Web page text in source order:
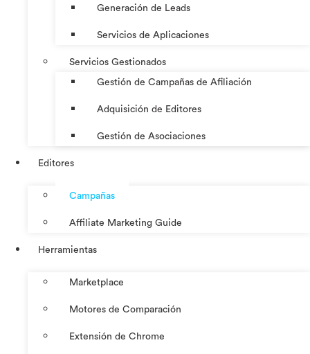
Generación de Leads
Servicios de Aplicaciones
Servicios Gestionados
Gestión de Campañas de Afiliación
Adquisición de Editores
Gestión de Asociaciones
Editores
Campañas
Affiliate Marketing Guide
Herramientas
Marketplace
Motores de Comparación
Extensión de Chrome